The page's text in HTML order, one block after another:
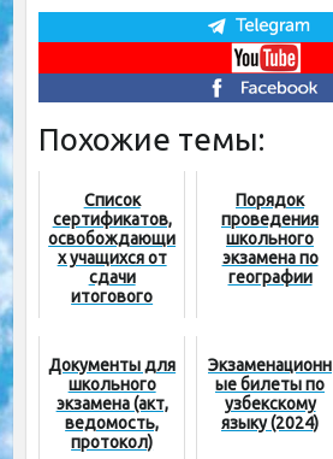
Похожие темы:
Список
сертификатов,
освобождающи
х учащихся от
сдачи
итогового
ему предмету
Порядок
проведения
школьного
экзамена по
географии
Документы для
школьного
экзамена (акт,
ведомость,
протокол)
Экзаменационн
ые билеты по
узбекскому
языку (2024)